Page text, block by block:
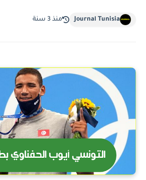
Journal Tunisia منذ 3 سنة